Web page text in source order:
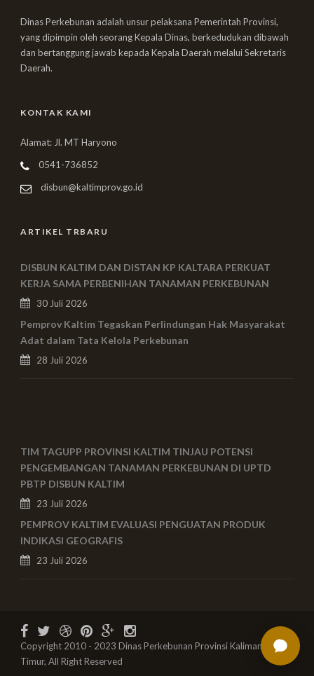
Dinas Perkebunan adalah unsur pelaksana Pemerintah Provinsi,
yang dipimpin oleh seorang Kepala Dinas, berkedudukan dibawah
dan bertanggung jawab kepada Kepala Daerah melalui Sekretaris
Daerah.
KONTAK KAMI
Alamat: Jl. MT Haryono
0541-736852
disbun@kaltimprov.go.id
ARTIKEL TRBARU
DISBUN KALTIM DAN DISTAN KP KALTARA PERKUAT
KERJA SAMA PERBENIHAN TANAMAN PERKEBUNAN
30 Juli 2026
Pemprov Kaltim Tegaskan Perlindungan Hak Masyarakat
Adat dalam Tata Kelola Perkebunan
28 Juli 2026
TIM TAGUPP PROVINSI KALTIM TINJAU POTENSI
PENGEMBANGAN TANAMAN PERKEBUNAN DI UPTD
PBTP DISBUN KALTIM
23 Juli 2026
PEMPROV KALTIM EVALUASI PENGUATAN PRODUK
INDIKASI GEOGRAFIS
23 Juli 2026
Copyright 2010 - 2023 Dinas Perkebunan Provinsi Kalimantan
Timur, All Right Reserved